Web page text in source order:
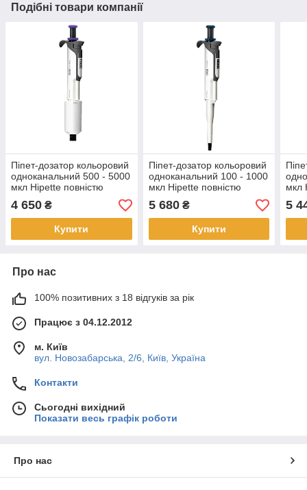
Подібні товари компанії
Піпет-дозатор кольоровий
одноканальний 500 - 5000
мкл Hipette повністю
стерилізується
4 650 ₴
Купити
Піпет-дозатор кольоровий
одноканальний 100 - 1000
мкл Hipette повністю
стерилізується
5 680₴
Купити
мкл
5
Про нас
100% позитивних з 18 відгуків за рік
Працює з 04.12.2012
м. Київ
вул. Новозабарська, 2/6, Київ, Україна
Контакти
Сьогодні вихідний
Показати весь графік роботи
Про нас